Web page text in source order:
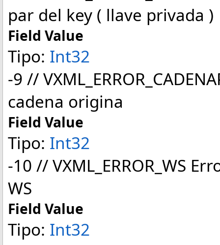
par del key ( llave privada )
Field Value
Tipo: Int32
-9 //
cadena origina
Field Value
Tipo: Int32
-10 // VXML_ERROR_WS
WS
Field Value
Tipo: Int32